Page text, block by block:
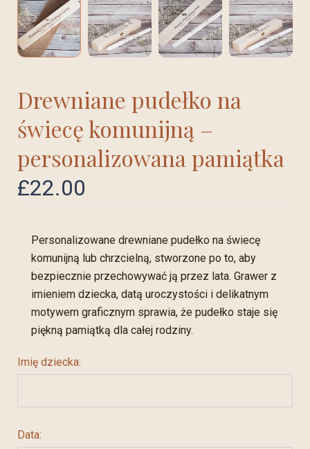
Drewniane pudełko na
świecę komunijną –
personalizowana pamiątka
£22.00
Personalizowane drewniane pudełko na świecę
komunijną lub chrzcielną, stworzone po to, aby
bezpiecznie przechowywać ją przez lata. Grawer z
imieniem dziecka, datą uroczystości i delikatnym
motywem graficznym sprawia, że pudełko staje się
piękną pamiątką dla całej rodziny.
Imię dziecka:
Data: